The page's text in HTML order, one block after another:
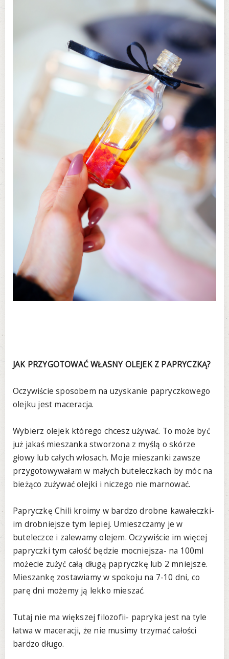
JAK PRZYGOTOWAĆ WŁASNY OLEJEK Z PAPRYCZKĄ?
Oczywiście sposobem na uzyskanie papryczkowego
olejku jest maceracja.
Wybierz olejek którego chcesz używać. To może być
już jakaś mieszanka stworzona z myślą o skórze
głowy lub całych włosach. Moje mieszanki zawsze
przygotowywałam w małych buteleczkach by móc na
bieżąco zużywać olejki i niczego nie marnować.
Papryczkę Chili kroimy w bardzo drobne kawałeczki-
im drobniejsze tym lepiej. Umieszczamy je w
buteleczce i zalewamy olejem. Oczywiście im więcej
papryczki tym całość będzie mocniejsza- na 100ml
możecie zużyć całą długą papryczkę lub 2 mniejsze.
Mieszankę zostawiamy w spokoju na 7-10 dni, co
parę dni możemy ją lekko mieszać.
Tutaj nie ma większej filozofii- papryka jest na tyle
łatwa w maceracji, że nie musimy trzymać całości
bardzo długo.